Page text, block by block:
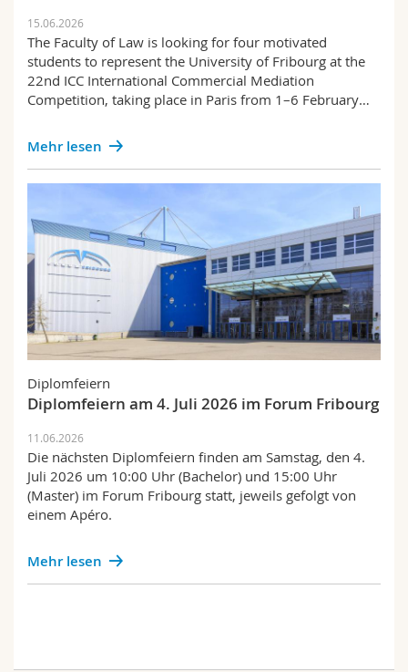
15.06.2026
The Faculty of Law is looking for four motivated
students to represent the University of Fribourg at the
22nd ICC International Commercial Mediation
Competition, taking place in Paris from 1–6 February…
Mehr lesen
Diplomfeiern
Diplomfeiern am 4. Juli 2026 im Forum Fribourg
11.06.2026
Die nächsten Diplomfeiern finden am Samstag, den 4.
Juli 2026 um 10:00 Uhr (Bachelor) und 15:00 Uhr
(Master) im Forum Fribourg statt, jeweils gefolgt von
einem Apéro.
Mehr lesen